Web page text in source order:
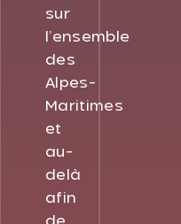
sur
l’ensemble
des
Alpes-
Maritimes
et
au-
delà
afin
de